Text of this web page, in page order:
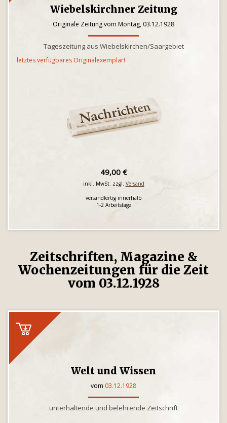
Wiebelskirchner Zeitung
Originale Zeitung vom Montag, 03.12.1928
Tageszeitung aus Wiebelskirchen/Saargebiet
letztes verfügbares Originalexemplar!
49,00 €
inkl. MwSt. zzgl. Versand
versandfertig innerhalb
1-2 Arbeitstage
Zeitschriften, Magazine &
Wochenzeitungen für die Zeit
vom 03.12.1928
Welt und Wissen
vom 03.12.1928
unterhaltende und belehrende Zeitschrift